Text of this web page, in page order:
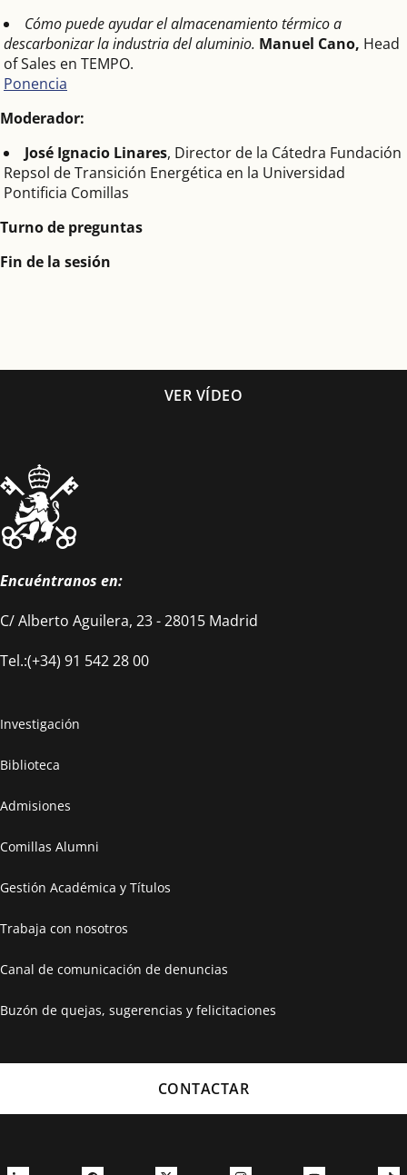
Cómo puede ayudar el almacenamiento térmico a
descarbonizar la industria del aluminio. Manuel Cano, Head
of Sales en TEMPO.
Ponencia
Moderador:
José Ignacio Linares, Director de la Cátedra Fundación
Repsol de Transición Energética en la Universidad
Pontificia Comillas
Turno de preguntas
Fin de la sesión
VER VÍDEO
Encuéntranos en:
C/ Alberto Aguilera, 23 - 28015 Madrid
Tel.:(+34) 91 542 28 00
Investigación
Biblioteca
Admisiones
Comillas Alumni
Gestión Académica y Títulos
Trabaja con nosotros
Canal de comunicación de denuncias
Buzón de quejas, sugerencias y felicitaciones
CONTACTAR